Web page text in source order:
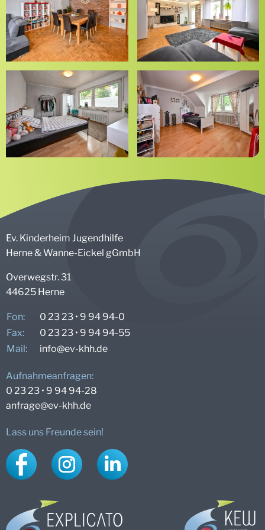
Ev. Kinderheim Jugendhilfe
Herne & Wanne-Eickel gGmbH
Overwegstr. 31
44625 Herne
Fon:
0 23 23 • 9 94 94-0
Fax:
0 23 23 • 9 94 94-55
Mail:
info@ev-khh.de
Aufnahmeanfragen:
0 23 23 • 9 94 94-28
anfrage@ev-khh.de
Lass uns Freunde sein!
Fachstelle Spieltherapie
Fachstelle Rückführungsmanagement